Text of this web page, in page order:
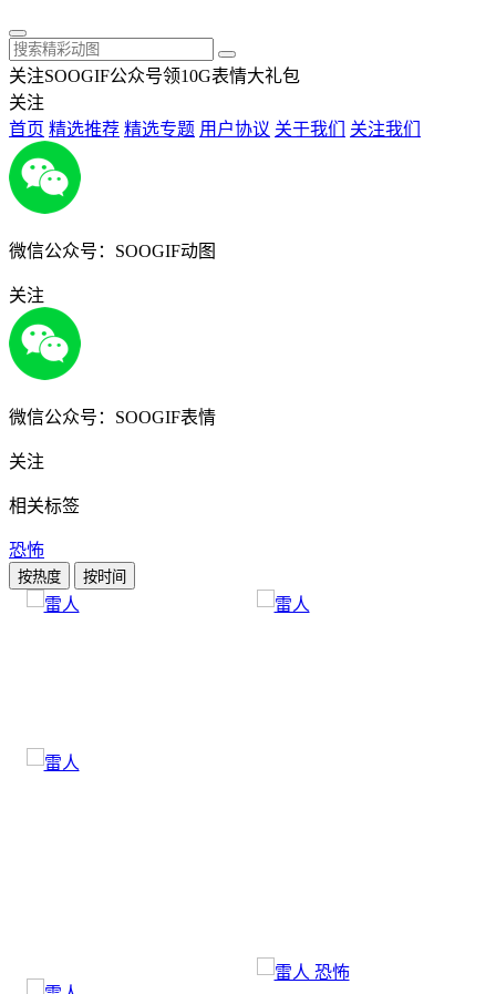
关注SOOGIF公众号领10G表情大礼包
关注
首页 精选推荐 精选专题 用户协议 关于我们 关注我们
微信公众号：SOOGIF动图
关注
微信公众号：SOOGIF表情
关注
相关标签
恐怖
按热度 按时间